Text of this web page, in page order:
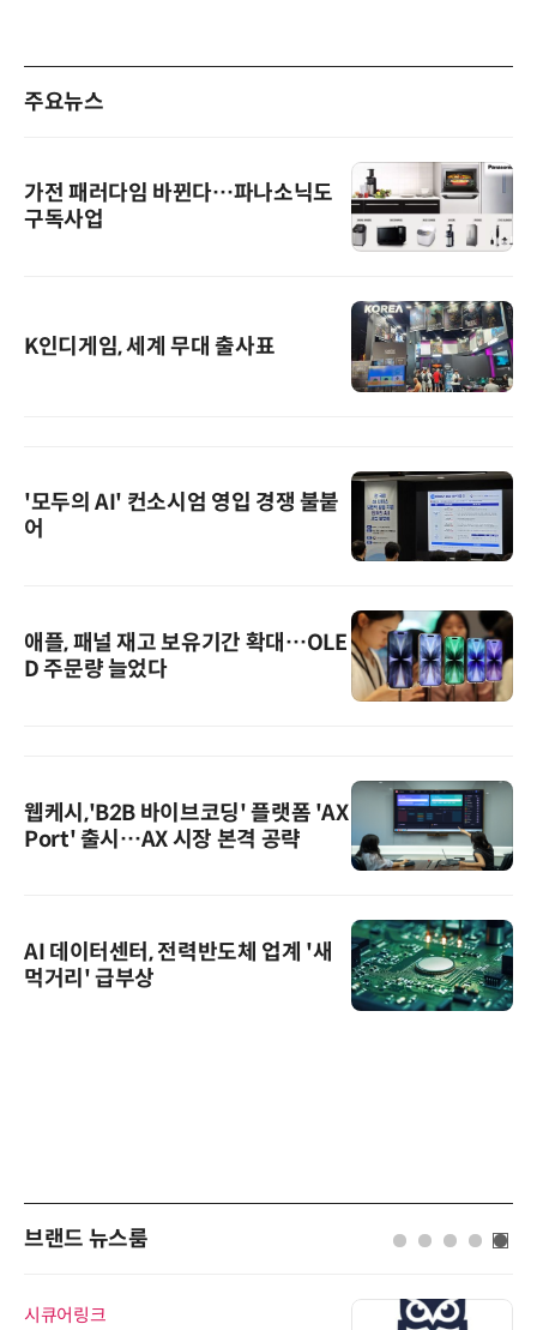
주요뉴스
가전 패러다임 바뀐다…파나소닉도
구독사업
K인디게임, 세계 무대 출사표
'모두의 AI' 컨소시엄 영입 경쟁 불붙
어
애플, 패널 재고 보유기간 확대…OLE
D 주문량 늘었다
웹케시,'B2B 바이브코딩' 플랫폼 'AX
Port' 출시…AX 시장 본격 공략
AI 데이터센터, 전력반도체 업계 '새
먹거리' 급부상
브랜드 뉴스룸
시큐어링크